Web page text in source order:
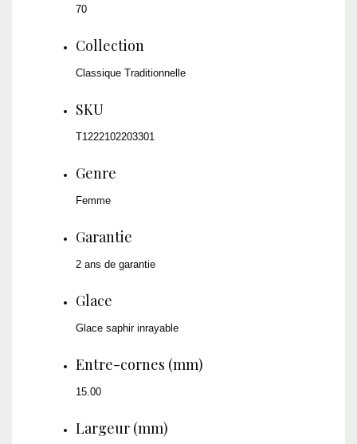
70
Collection
Classique Traditionnelle
SKU
T1222102203301
Genre
Femme
Garantie
2 ans de garantie
Glace
Glace saphir inrayable
Entre-cornes (mm)
15.00
Largeur (mm)